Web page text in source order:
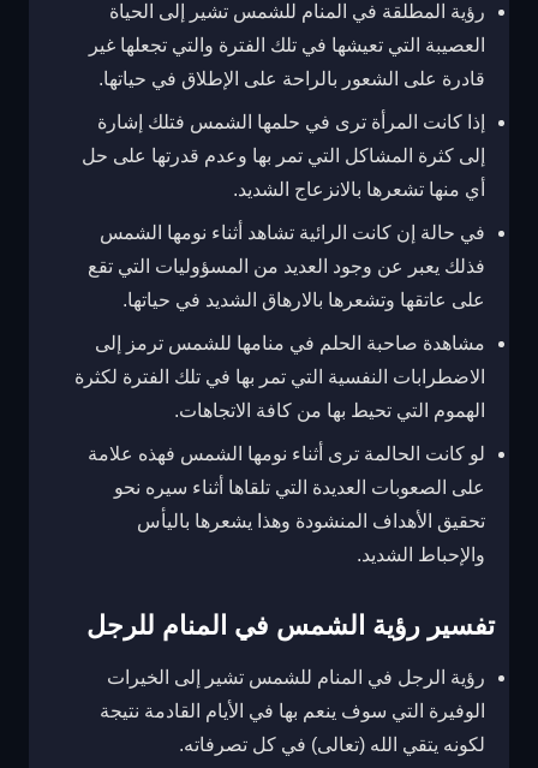
رؤية المطلقة في المنام للشمس تشير إلى الحياة
العصيبة التي تعيشها في تلك الفترة والتي تجعلها غير
قادرة على الشعور بالراحة على الإطلاق في حياتها.
إذا كانت المرأة ترى في حلمها الشمس فتلك إشارة
إلى كثرة المشاكل التي تمر بها وعدم قدرتها على حل
أي منها تشعرها بالانزعاج الشديد.
في حالة إن كانت الرائية تشاهد أثناء نومها الشمس
فذلك يعبر عن وجود العديد من المسؤوليات التي تقع
على عاتقها وتشعرها بالارهاق الشديد في حياتها.
مشاهدة صاحبة الحلم في منامها للشمس ترمز إلى
الاضطرابات النفسية التي تمر بها في تلك الفترة لكثرة
الهموم التي تحيط بها من كافة الاتجاهات.
لو كانت الحالمة ترى أثناء نومها الشمس فهذه علامة
على الصعوبات العديدة التي تلقاها أثناء سيره نحو
تحقيق الأهداف المنشودة وهذا يشعرها باليأس
والإحباط الشديد.
تفسير رؤية الشمس في المنام للرجل
رؤية الرجل في المنام للشمس تشير إلى الخيرات
الوفيرة التي سوف ينعم بها في الأيام القادمة نتيجة
لكونه يتقي الله (تعالى) في كل تصرفاته.